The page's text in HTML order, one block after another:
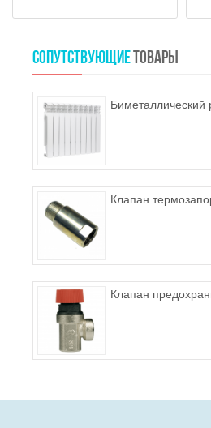
СОПУТСТВУЮЩИЕ ТОВАРЫ